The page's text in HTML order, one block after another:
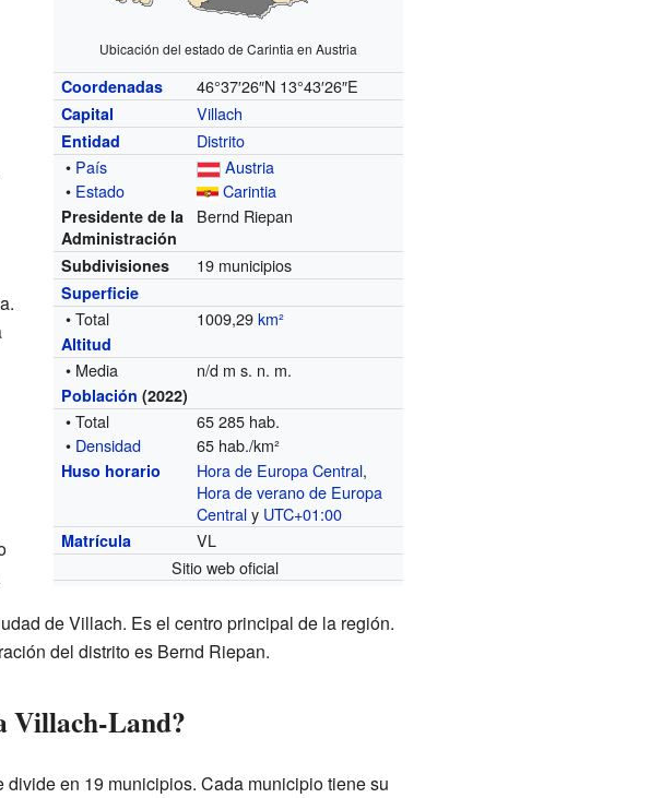
Ubicación del estado de Carintia en Austria
Coordenadas 46°37′26″N 13°43′26″E
Capital Villach
Entidad
Distrito
• País
Austria
• Estado Carintia
Presidente de la
Administración
Bernd Riepan
Subdivisiones 19 municipios
Superficie
• Total 1009,29km²
Altitud
• Media n/d m s. n. m.
Población (2022)
• Total
65 285 hab.
• Densidad 65 hab./km²
Huso horario Hora de Europa Central,
Hora de verano de Europa
Centraly UTC+01:00
Matrícula
VL
Sitio web oficial
de Villach. Es el centro principal de la región.
del distrito es Bernd Riepan.
Villach-Land?
en 19 municipios. Cada municipio tiene su